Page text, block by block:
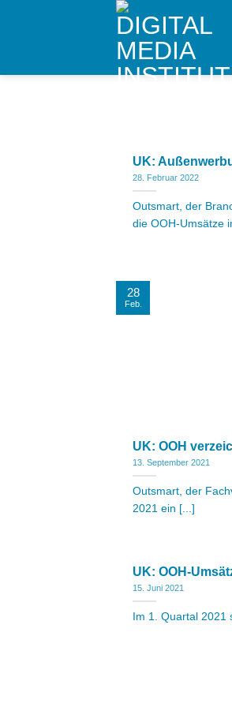
UK:
28. Februar 2022
Outsmart, der
die OOH-Umsätze
28
Feb.
UK: OOH
13. September 2021
Outsmart, der
2021 ein [...]
UK: OOH-
15. Juni 2021
Im 1. Quartal 2021